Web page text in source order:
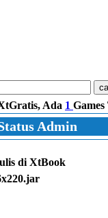
Ada 1
Admin
di XtBook